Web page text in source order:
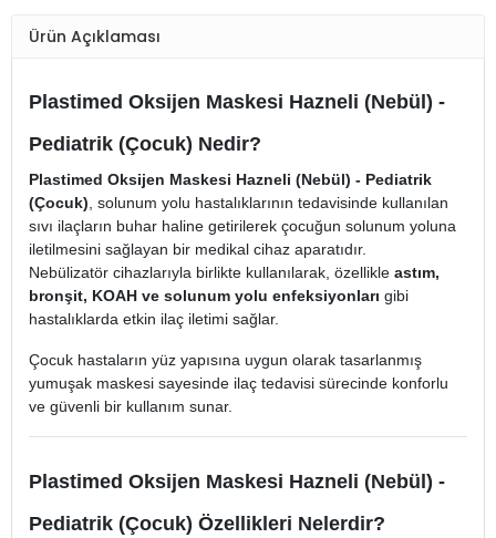
Ürün Açıklaması
Plastimed Oksijen Maskesi Hazneli (Nebül) -
Pediatrik (Çocuk) Nedir?
Plastimed Oksijen Maskesi Hazneli (Nebül) - Pediatrik
(Çocuk), solunum yolu hastalıklarının tedavisinde kullanılan
sıvı ilaçların buhar haline getirilerek çocuğun solunum yoluna
iletilmesini sağlayan bir medikal cihaz aparatıdır.
Nebülizatör cihazlarıyla birlikte kullanılarak, özellikle astım,
bronşit, KOAH ve solunum yolu enfeksiyonları gibi
hastalıklarda etkin ilaç iletimi sağlar.
Çocuk hastaların yüz yapısına uygun olarak tasarlanmış
yumuşak maskesi sayesinde ilaç tedavisi sürecinde konforlu
ve güvenli bir kullanım sunar.
Plastimed Oksijen Maskesi Hazneli (Nebül) -
Pediatrik (Çocuk) Özellikleri Nelerdir?